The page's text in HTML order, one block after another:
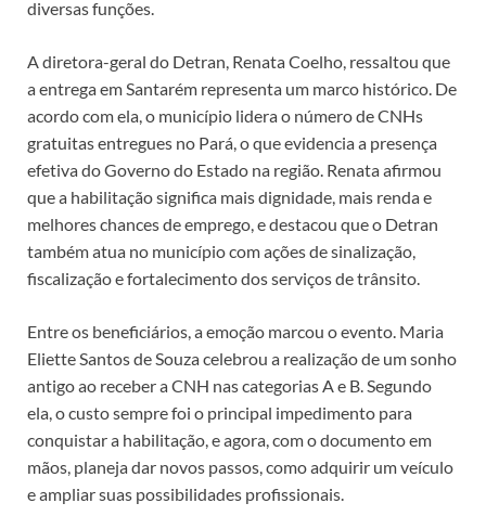
diversas funções.
A diretora-geral do Detran, Renata Coelho, ressaltou que
a entrega em Santarém representa um marco histórico. De
acordo com ela, o município lidera o número de CNHs
gratuitas entregues no Pará, o que evidencia a presença
efetiva do Governo do Estado na região. Renata afirmou
que a habilitação significa mais dignidade, mais renda e
melhores chances de emprego, e destacou que o Detran
também atua no município com ações de sinalização,
fiscalização e fortalecimento dos serviços de trânsito.
Entre os beneficiários, a emoção marcou o evento. Maria
Eliette Santos de Souza celebrou a realização de um sonho
antigo ao receber a CNH nas categorias A e B. Segundo
ela, o custo sempre foi o principal impedimento para
conquistar a habilitação, e agora, com o documento em
mãos, planeja dar novos passos, como adquirir um veículo
e ampliar suas possibilidades profissionais.